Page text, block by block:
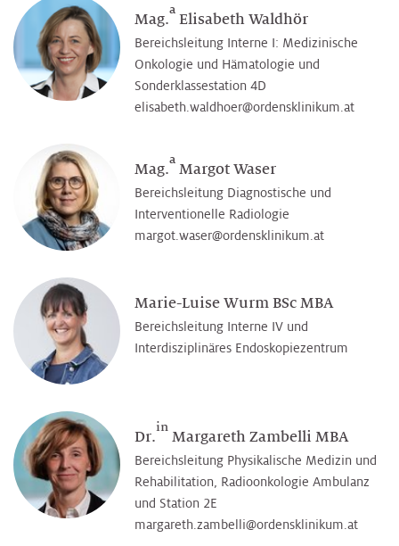
Mag.
a
Elisabeth Waldhör
Bereichsleitung Interne I: Medizinische
Onkologie und Hämatologie und
Sonderklassestation 4D
elisabeth.waldhoer@­ordensklinikum.at
Mag.
a
Margot Waser
Bereichsleitung Diagnostische und
Interventionelle Radiologie
margot.waser@­ordensklinikum.at
Marie-Luise Wurm BSc MBA
Bereichsleitung Interne IV und
Interdisziplinäres Endoskopiezentrum
Dr.
in
Margareth Zambelli MBA
Bereichsleitung Physikalische Medizin und
Rehabilitation, Radioonkologie Ambulanz
und Station 2E
margareth.zambelli@­ordensklinikum.at